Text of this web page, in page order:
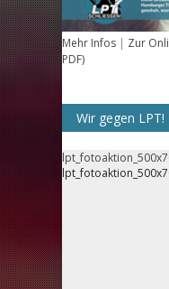
Mehr Infos | Zur
PDF)
Wir gegen LPT!